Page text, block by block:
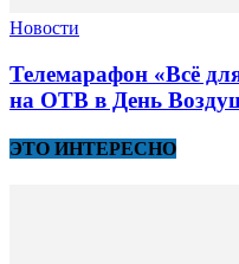
Новости
Телемарафон «Всё
на ОТВ в День
ЭТО ИНТЕРЕСНО